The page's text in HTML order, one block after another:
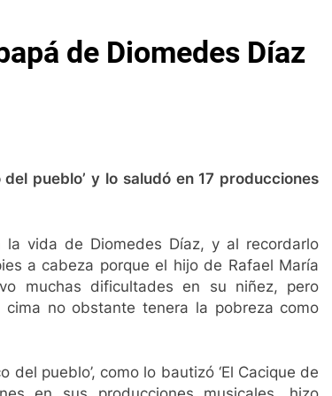
3 Años Ago
Salud no es un negocio Reunión
Gustavo Petro anuncia la salida
El Cesar se consagra como
4 Semanas Ago
en la Costa Caribe
2 Años
Jorge Noguera un
2 Años Ago
Salud no es un negocio Reunión
de Diomedes Díaz
del pueblo’ y lo saludó en 17 producciones
vida de Diomedes Díaz, y al recordarlo
a cabeza porque el hijo de Rafael María
muchas dificultades en su niñez, pero
no obstante tenera la pobreza como
pueblo’, como lo bautizó ‘El Cacique de